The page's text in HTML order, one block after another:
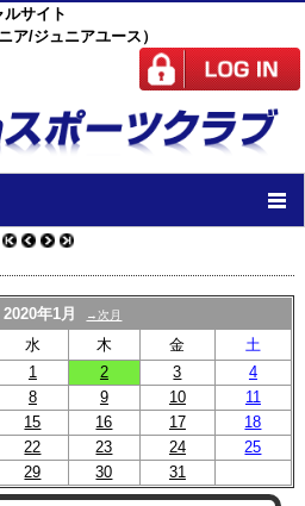
サイト
ア/ジュニアユース）
TOP
ニュース
スケジュール
スタッフ
施設紹介
チーム紹介
2020年1月 →次月
水 木 金
土
1
2 3
4
8 9 10
11
15 16 17
18
22 23 24
25
29 30 31